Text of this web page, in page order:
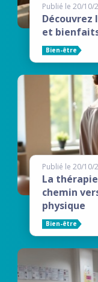
Publié le 20/10/
Découvrez
et
Bien-être
Publié le 20/10/
La
chemin
physique
Bien-être